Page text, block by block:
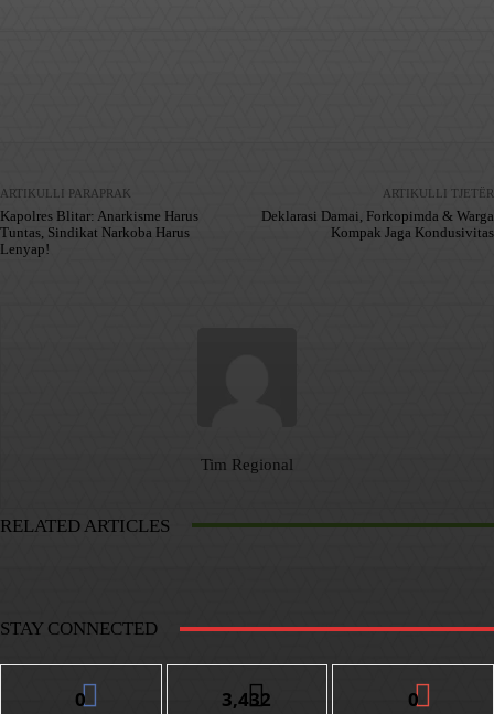
ARTIKULLI PARAPRAK
Kapolres Blitar: Anarkisme Harus
Tuntas, Sindikat Narkoba Harus
Lenyap!
ARTIKULLI TJETËR
Deklarasi Damai, Forkopimda & Warga
Kompak Jaga Kondusivitas
Tim Regional
RELATED ARTICLES
STAY CONNECTED
0 3,432 0